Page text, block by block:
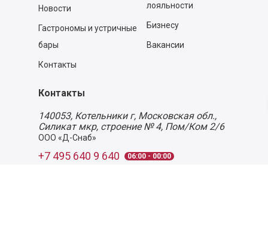
Новости
Гастрономы и устричные
бары
Контакты
лояльности
Бизнесу
Вакансии
Контакты
140053, Котельники г, Московская обл.,
Силикат мкр, строение № 4, Пом/Ком 2/6
ООО «Д-Снаб»
+7 495 640 9 640 06:00 - 00:00